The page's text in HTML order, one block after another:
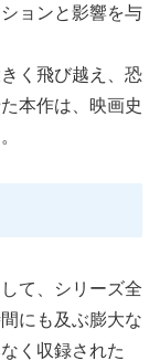
ョンと影響を与
く飛び越え、恐
本作は、映画史
て、シリーズ全
にも及ぶ膨大な
く収録された